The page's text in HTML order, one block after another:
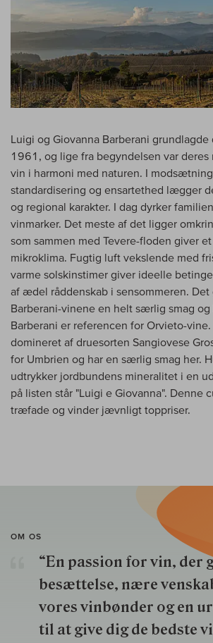
Luigi og Giovanna Barberani grundlagde
1961, og lige fra begyndelsen var deres
vin i harmoni med naturen. I
standardisering og ensartethed lægger
og regional karakter. I dag dyrker
vinmarker. Det meste af det ligger
som sammen med Tevere-floden giver
mikroklima. Fugtig luft vekslende med
varme solskinstimer giver ideelle
af ædel råddenskab i sensommeren.
Barberani-vinene en helt særlig smag
Barberani er referencen for Orvieto-
domineret af druesorten Sangiovese
for Umbrien og har en særlig smag her.
udtrykker jordbundens mineralitet i en
på listen står "Luigi e Giovanna". Denne
træfade og vinder jævnligt toppriser.
OM OS
“En passion for vin, der
besættelse, nære
vores vinbønder og en
til at give dig de bedste